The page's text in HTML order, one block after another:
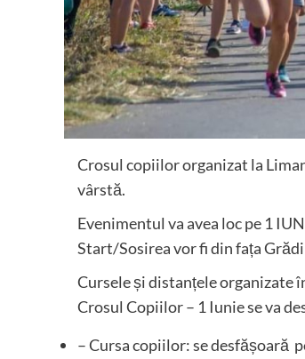
Crosul copiilor organizat la
vârstă.
Evenimentul va avea loc pe 1
Start/Sosirea vor fi din fața
Cursele și distanțele organizate
Crosul Copiilor – 1 Iunie se va
– Cursa copiilor: se desfășoară